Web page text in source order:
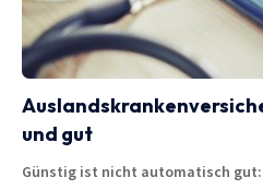
und gut
Günstig ist nicht automatisch gut: